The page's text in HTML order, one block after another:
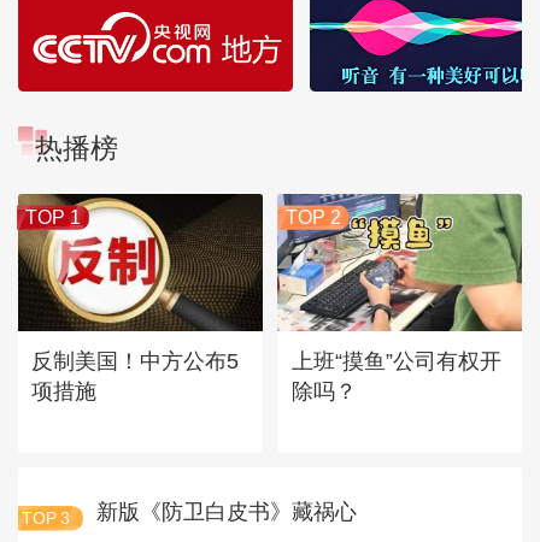
热播榜
TOP 1
反制美国！中方公布5
项措施
TOP 2
上班“摸鱼”公司有权开
除吗？
TOP 3 新版《防卫白皮书》藏祸心